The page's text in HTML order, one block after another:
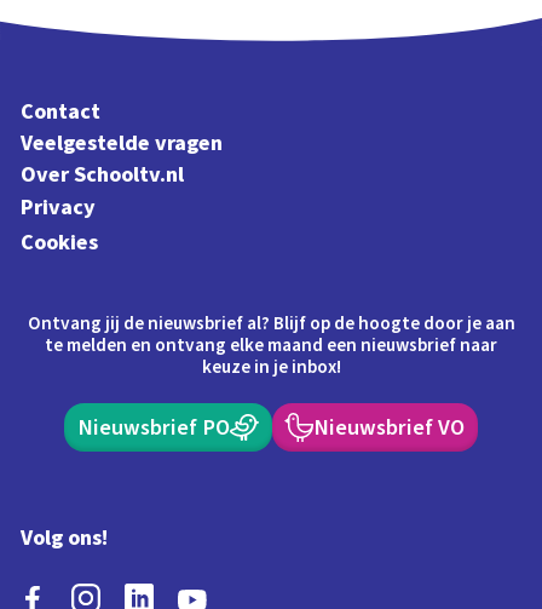
Contact
Veelgestelde vragen
Over Schooltv.nl
Privacy
Cookies
Ontvang jij de nieuwsbrief al? Blijf op de hoogte door je aan
te melden en ontvang elke maand een nieuwsbrief naar
keuze in je inbox!
Nieuwsbrief PO Nieuwsbrief VO
Volg ons!